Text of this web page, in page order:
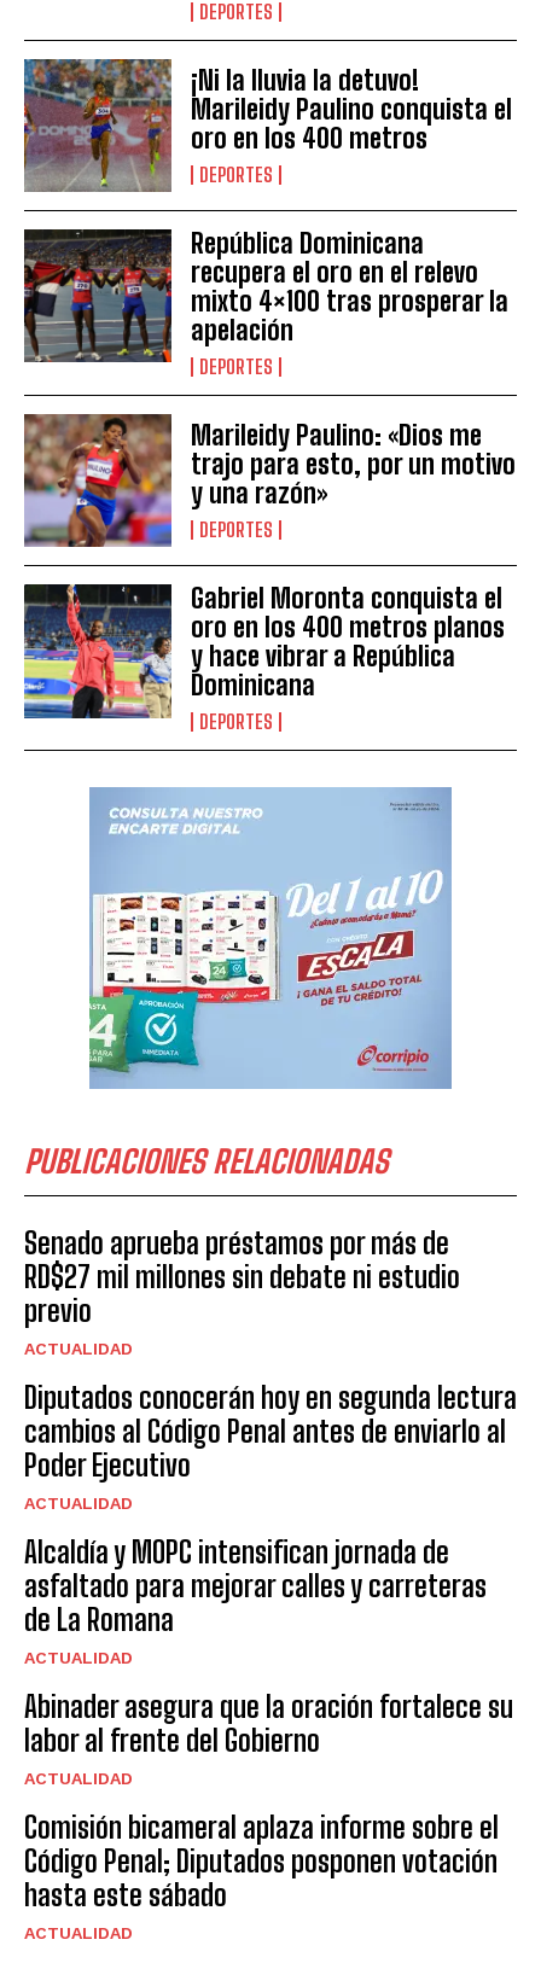
DEPORTES
¡Ni la lluvia la detuvo!
Marileidy Paulino conquista el
oro en los 400 metros
DEPORTES
República Dominicana
recupera el oro en el relevo
mixto 4×100 tras prosperar la
apelación
DEPORTES
Marileidy Paulino: «Dios me
trajo para esto, por un motivo
y una razón»
DEPORTES
Gabriel Moronta conquista el
oro en los 400 metros planos
y hace vibrar a República
Dominicana
DEPORTES
PUBLICACIONES RELACIONADAS
Senado aprueba préstamos por más de
RD$27 mil millones sin debate ni estudio
previo
ACTUALIDAD
Diputados conocerán hoy en segunda lectura
cambios al Código Penal antes de enviarlo al
Poder Ejecutivo
ACTUALIDAD
Alcaldía y MOPC intensifican jornada de
asfaltado para mejorar calles y carreteras
de La Romana
ACTUALIDAD
Abinader asegura que la oración fortalece su
labor al frente del Gobierno
ACTUALIDAD
Comisión bicameral aplaza informe sobre el
Código Penal; Diputados posponen votación
hasta este sábado
ACTUALIDAD